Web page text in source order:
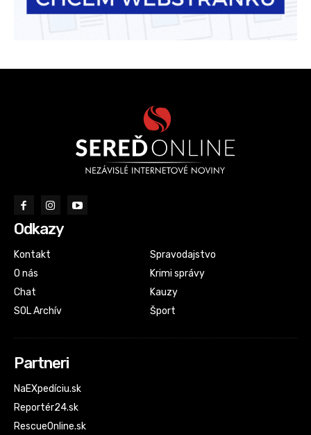
Odkazy
Kontakt
O nás
Chat
SOL Archív
Spravodajstvo
Krimi správy
Kauzy
Šport
Partneri
NaEXpedíciu.sk
Reportér24.sk
RescueOnline.sk